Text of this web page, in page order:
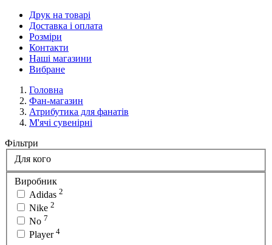
Друк на товарі
Доставка і оплата
Розміри
Контакти
Наші магазини
Вибране
Головна
Фан-магазин
Атрибутика для фанатів
М'ячі сувенірні
Фільтри
Для кого
Виробник
Adidas 2
Nike 2
No 7
Player 4